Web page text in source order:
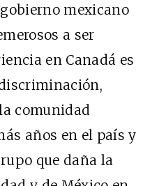
mexicano
a ser
en Canadá es
comunidad
años en el país y
que daña la